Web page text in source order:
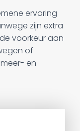
ervaring
zijn extra
voorkeur aan
of
en